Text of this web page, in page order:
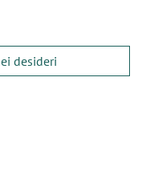
desideri